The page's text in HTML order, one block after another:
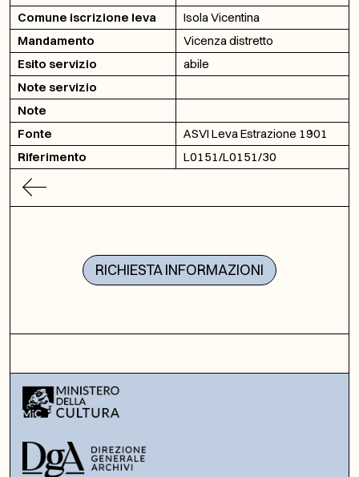
Comune iscrizione leva
Isola Vicentina
Mandamento
Vicenza distretto
Esito servizio
abile
Note servizio
Note
Fonte
ASVI Leva Estrazione 1901
Riferimento
L0151/L0151/30
RICHIESTA INFORMAZIONI